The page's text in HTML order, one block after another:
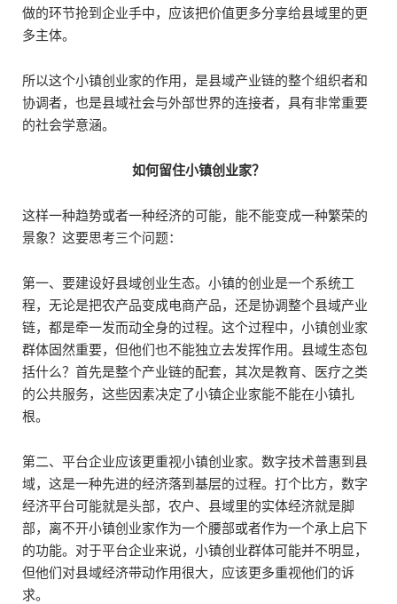
做的环节抢到企业手中，应该把价值更多分享给县域里的更
多主体。
所以这个小镇创业家的作用，是县域产业链的整个组织者和
协调者，也是县域社会与外部世界的连接者，具有非常重要
的社会学意涵。
如何留住小镇创业家？
这样一种趋势或者一种经济的可能，能不能变成一种繁荣的
景象？这要思考三个问题：
第一、要建设好县域创业生态。小镇的创业是一个系统工
程，无论是把农产品变成电商产品，还是协调整个县域产业
链，都是牵一发而动全身的过程。这个过程中，小镇创业家
群体固然重要，但他们也不能独立去发挥作用。县域生态包
括什么？首先是整个产业链的配套，其次是教育、医疗之类
的公共服务，这些因素决定了小镇企业家能不能在小镇扎
根。
第二、平台企业应该更重视小镇创业家。数字技术普惠到县
域，这是一种先进的经济落到基层的过程。打个比方，数字
经济平台可能就是头部，农户、县域里的实体经济就是脚
部，离不开小镇创业家作为一个腰部或者作为一个承上启下
的功能。对于平台企业来说，小镇创业群体可能并不明显，
但他们对县域经济带动作用很大，应该更多重视他们的诉
求。